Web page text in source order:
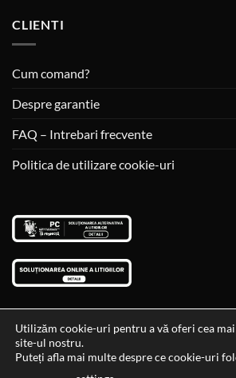
CLIENTI
Cum comand?
Despre garantie
FAQ – Intrebari frecvente
Politica de utilizare cookie-uri
Utilizăm cookie-uri pentru a vă oferi cea
site-ul nostru.
Puteți afla mai multe despre ce cookie-uri